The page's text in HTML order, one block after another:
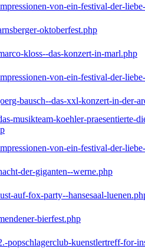
von-ein-festival-der-
oktoberfest.php
kloss--das-konzert-in-marl.php
von-ein-festival-der-
bausch--das-xxl-konzert-in-der-
musikteam-koehler-praesentierte-
von-ein-festival-der-
der-giganten--werne.php
auf-fox-party--hansesaal-
bierfest.php
popschlagerclub-kuenstlertreff-for-